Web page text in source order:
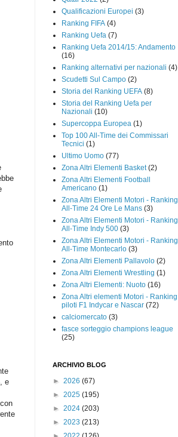
, e
Qualificazioni Europei (3)
Ranking FIFA (4)
Ranking Uefa (7)
Ranking Uefa 2014/15: Andamento
(16)
Ranking alternativi per nazionali (4)
Scudetti Sul Campo (2)
Storia del Ranking UEFA (8)
Storia del Ranking Uefa per
Nazionali (10)
Supercoppa Europea (1)
Top 100 All-Time dei Commissari
Tecnici (1)
Ultimo Uomo (77)
Zona Altri Elementi Basket (2)
Zona Altri Elementi Football
Americano (1)
Zona Altri Elementi Motori - Ranking
All-Time 24 Ore Le Mans (3)
Zona Altri Elementi Motori - Ranking
All-Time Indy 500 (3)
Zona Altri Elementi Motori - Ranking
All-Time Montecarlo (3)
Zona Altri Elementi Pallavolo (2)
Zona Altri Elementi Wrestling (1)
Zona Altri Elementi: Nuoto (16)
Zona Altri elementi Motori - Ranking
piloti F1 Indycar e Nascar (72)
calciomercato (3)
fasce sorteggio champions league
(25)
ARCHIVIO BLOG
► 2026 (67)
► 2025 (195)
► 2024 (203)
► 2023 (213)